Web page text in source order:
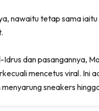
nawaitu tetap sama
dan pasangannya,
mencetus viral. Ini
sneakers